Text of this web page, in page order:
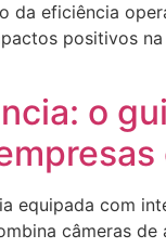
da eficiência
positivos
o
equipada com
câmeras